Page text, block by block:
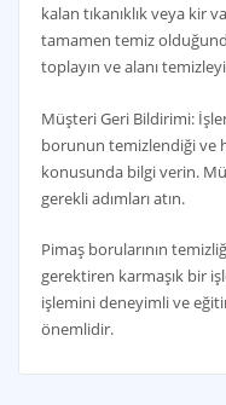
kalan tıkanıklık veya kir
tamamen temiz
toplayın ve alanı
Müşteri Geri Bildirimi:
borunun temizlendiği ve
konusunda bilgi verin.
gerekli adımları atın.
Pimaş borularının
gerektiren karmaşık bir
işlemini deneyimli ve
önemlidir.